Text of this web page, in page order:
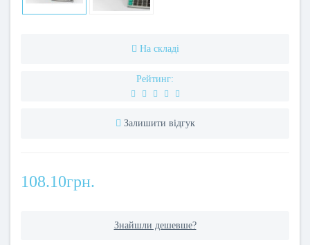
На складі
Рейтинг:
Залишити відгук
108.10грн.
Знайшли дешевше?